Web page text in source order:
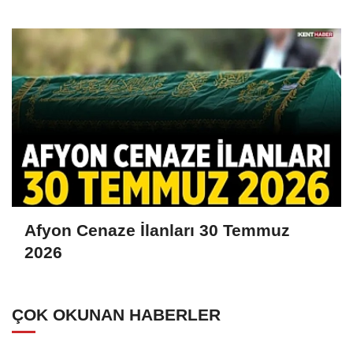
Afyon Cenaze İlanları 30 Temmuz
2026
ÇOK OKUNAN HABERLER